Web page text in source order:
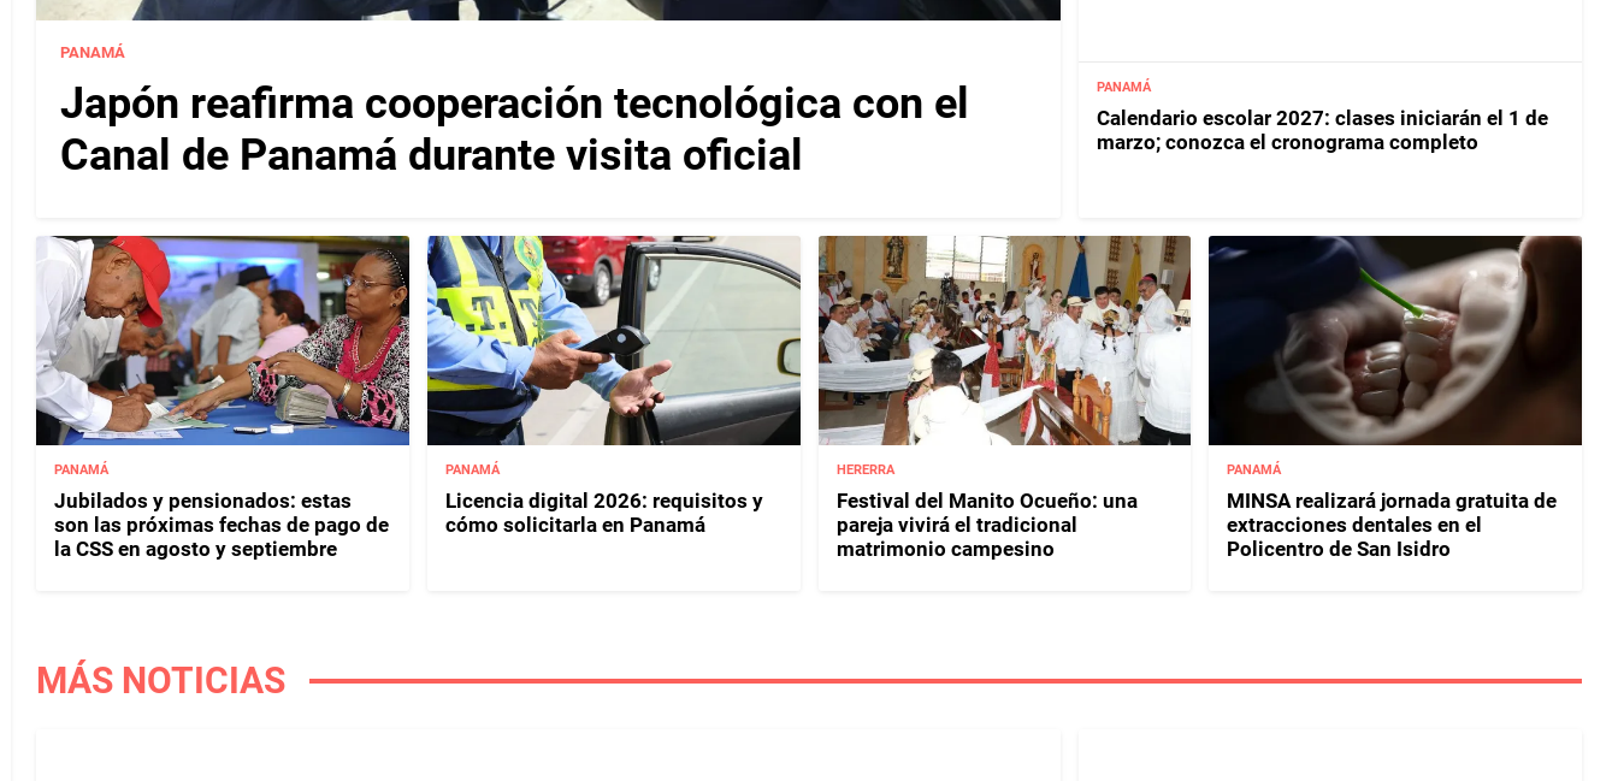
PANAMÁ
Japón reafirma cooperación tecnológica con el
Canal de Panamá durante visita oficial
PANAMÁ
Calendario escolar 2027: clases iniciarán el 1 de
marzo; conozca el cronograma completo
PANAMÁ
Jubilados y pensionados: estas
son las próximas fechas de pago de
la CSS en agosto y septiembre
PANAMÁ
Licencia digital 2026: requisitos y
cómo solicitarla en Panamá
HERERRA
Festival del Manito Ocueño: una
pareja vivirá el tradicional
matrimonio campesino
PANAMÁ
MINSA realizará jornada gratuita de
extracciones dentales en el
Policentro de San Isidro
MÁS NOTICIAS